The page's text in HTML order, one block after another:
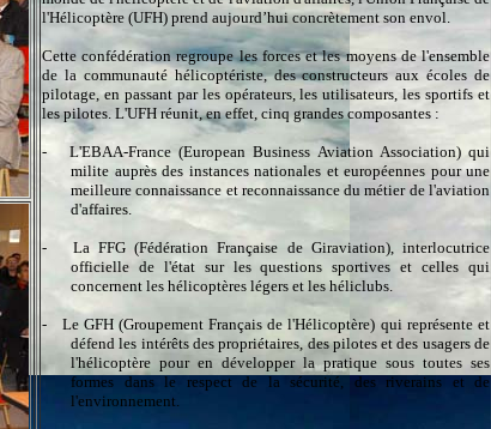
l'Hélicoptère (UFH) prend aujourd’hui concrètement son envol.
Cette confédération regroupe les forces et les moyens de l'ensemble
de la communauté hélicoptériste, des constructeurs aux écoles de
pilotage, en passant par les opérateurs, les utilisateurs, les sportifs et
les pilotes. L'UFH réunit, en effet, cinq grandes composantes :
-
L'EBAA-France (European Business Aviation Association) qui
milite auprès des instances nationales et européennes pour une
meilleure connaissance et reconnaissance du métier de l'aviation
d'affaires.
-
La FFG (Fédération Française de Giraviation), interlocutrice
officielle de l'état sur les questions sportives et celles qui
concernent les hélicoptères légers et les héliclubs.
-
Le GFH (Groupement Français de l'Hélicoptère) qui représente et
défend les intérêts des propriétaires, des pilotes et des usagers de
l'hélicoptère pour en développer la pratique sous toutes ses
formes dans le respect de la sécurité, des riverains et de
l'environnement.